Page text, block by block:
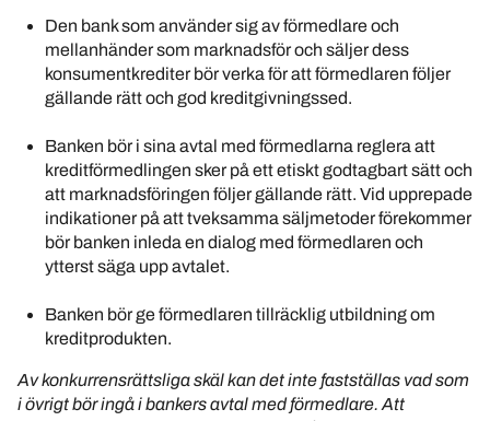
Den bank som använder sig av förmedlare och
mellanhänder som marknadsför och säljer dess
konsumentkrediter bör verka för att förmedlaren följer
gällande rätt och god kreditgivningssed.
Banken bör i sina avtal med förmedlarna reglera att
kreditförmedlingen sker på ett etiskt godtagbart sätt och
att marknadsföringen följer gällande rätt. Vid upprepade
indikationer på att tveksamma säljmetoder förekommer
bör banken inleda en dialog med förmedlaren och
ytterst säga upp avtalet.
Banken bör ge förmedlaren tillräcklig utbildning om
kreditprodukten.
Av konkurrensrättsliga skäl kan det inte fastställas vad som
i övrigt bör ingå i bankers avtal med förmedlare. Att